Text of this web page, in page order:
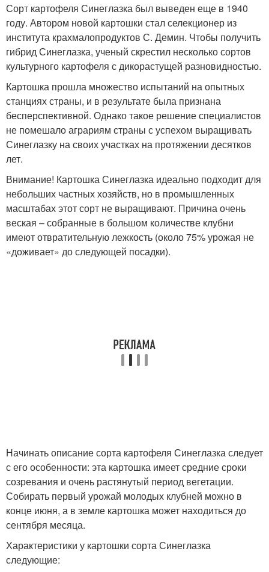
Сорт картофеля Синеглазка был выведен еще в 1940
году. Автором новой картошки стал селекционер из
института крахмалопродуктов С. Демин. Чтобы получить
гибрид Синеглазка, ученый скрестил несколько сортов
культурного картофеля с дикорастущей разновидностью.
Картошка прошла множество испытаний на опытных
станциях страны, и в результате была признана
бесперспективной. Однако такое решение специалистов
не помешало аграриям страны с успехом выращивать
Синеглазку на своих участках на протяжении десятков
лет.
Внимание! Картошка Синеглазка идеально подходит для
небольших частных хозяйств, но в промышленных
масштабах этот сорт не выращивают. Причина очень
веская – собранные в большом количестве клубни
имеют отвратительную лежкость (около 75% урожая не
«доживает» до следующей посадки).
Начинать описание сорта картофеля Синеглазка следует
с его особенности: эта картошка имеет средние сроки
созревания и очень растянутый период вегетации.
Собирать первый урожай молодых клубней можно в
конце июня, а в земле картошка может находиться до
сентября месяца.
Характеристики у картошки сорта Синеглазка
следующие: